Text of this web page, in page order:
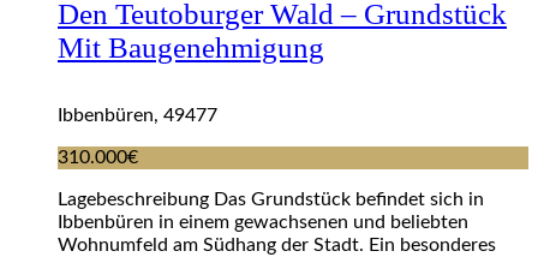
Den Teutoburger Wald – Grundstück
Mit Baugenehmigung
Ibbenbüren, 49477
310.000€
Lagebeschreibung Das Grundstück befindet sich in
Ibbenbüren in einem gewachsenen und beliebten
Wohnumfeld am Südhang der Stadt. Ein besonderes